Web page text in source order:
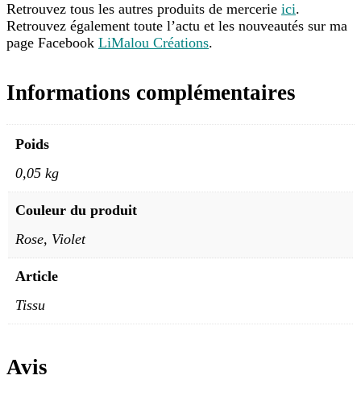
Retrouvez tous les autres produits de mercerie ici.
Retrouvez également toute l’actu et les nouveautés sur ma
page Facebook LiMalou Créations.
Informations complémentaires
Poids
0,05 kg
Couleur du produit
Rose, Violet
Article
Tissu
Avis